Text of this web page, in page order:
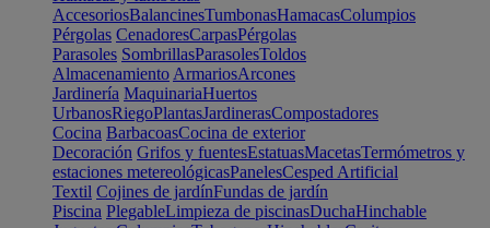
AccesoriosBalancinesTumbonasHamacasColumpios
Pérgolas CenadoresCarpasPérgolas
Parasoles SombrillasParasolesToldos
Almacenamiento ArmariosArcones
Jardinería MaquinariaHuertos
UrbanosRiegoPlantasJardinerasCompostadores
Cocina BarbacoasCocina de exterior
Decoración Grifos y fuentesEstatuasMacetasTermómetros y
estaciones metereológicasPanelesCesped Artificial
Textil Cojines de jardínFundas de jardín
Piscina PlegableLimpieza de piscinasDuchaHinchable